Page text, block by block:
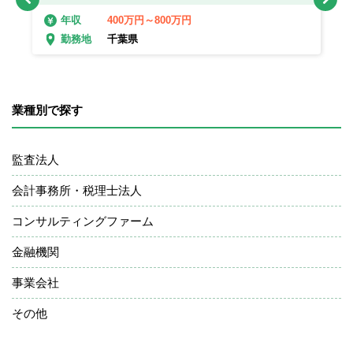
年収
400万円～800万円
勤務地
千葉県
業種別で探す
監査法人
会計事務所・税理士法人
コンサルティングファーム
金融機関
事業会社
その他